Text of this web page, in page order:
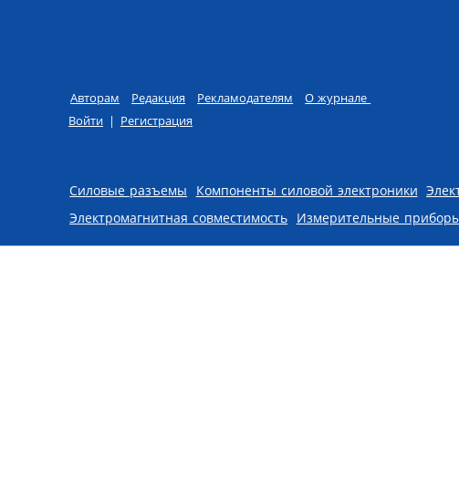
Авторам Редакция Рекламодателям
О журнале
Войти | Регистрация
Skip to content
Силовые разъемы Компоненты силовой электроники
Электромагнитная совместимость Измерительные